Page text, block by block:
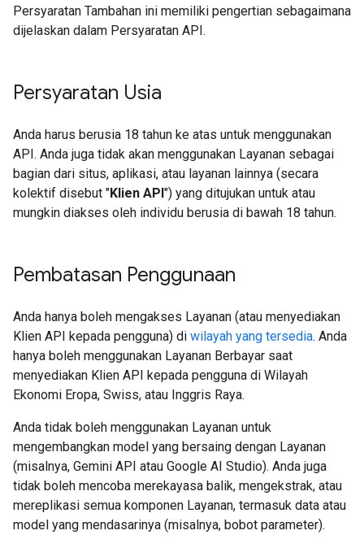
Persyaratan Tambahan ini memiliki pengertian sebagaimana
dijelaskan dalam Persyaratan API.
Persyaratan Usia
Anda harus berusia 18 tahun ke atas untuk menggunakan
API. Anda juga tidak akan menggunakan Layanan sebagai
bagian dari situs, aplikasi, atau layanan lainnya (secara
kolektif disebut "Klien API") yang ditujukan untuk atau
mungkin diakses oleh individu berusia di bawah 18 tahun.
Pembatasan Penggunaan
Anda hanya boleh mengakses Layanan (atau menyediakan
Klien API kepada pengguna) di wilayah yang tersedia. Anda
hanya boleh menggunakan Layanan Berbayar saat
menyediakan Klien API kepada pengguna di Wilayah
Ekonomi Eropa, Swiss, atau Inggris Raya.
Anda tidak boleh menggunakan Layanan untuk
mengembangkan model yang bersaing dengan Layanan
(misalnya, Gemini API atau Google AI Studio). Anda juga
tidak boleh mencoba merekayasa balik, mengekstrak, atau
mereplikasi semua komponen Layanan, termasuk data atau
model yang mendasarinya (misalnya, bobot parameter).